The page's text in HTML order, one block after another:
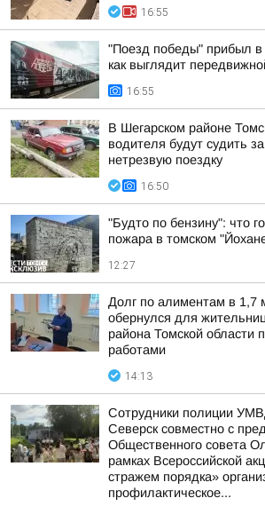
16:55
"Поезд победы" прибыл в
как выглядит
16:55
В Шегарском районе
водителя будут судить
нетрезвую поездку
16:50
"Будто по бензину": что
пожара в томском
12:27
Долг по алиментам в 1,7
обернулся для
района Томской области
работами
14:13
Сотрудники полиции
Северск совместно с
Общественного совета
рамках Всероссийской
стражем порядка»
профилактическое...